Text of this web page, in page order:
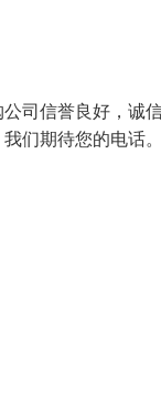
司信誉良好，诚
们期待您的电话